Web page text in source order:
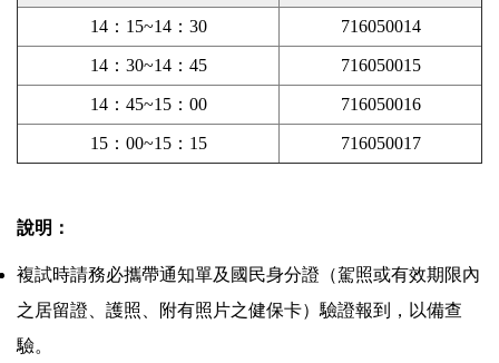
14：15~14：30 716050014
14：30~14：45 716050015
14：45~15：00 716050016
15：00~15：15 716050017
說明：
複試時請務必攜帶通知單及國民身分證（駕照或有效期限內
之居留證、護照、附有照片之健保卡）驗證報到，以備查
驗。